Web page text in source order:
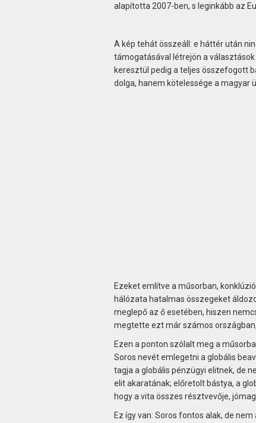
alapította 2007-ben, s leginkább az
A kép tehát összeáll: e háttér után
támogatásával létrejön a
keresztül pedig a teljes összefogott
dolga, hanem kötelessége a magyar
Ezeket említve a műsorban,
hálózata hatalmas összegeket
meglepő az ő esetében, hiszen
megtette ezt már számos
Ezen a ponton szólalt meg a
Soros nevét emlegetni a globális
tagja a globális pénzügyi elitnek, de
elit akaratának; előretolt bástya, a
hogy a vita összes résztvevője,
Ez így van: Soros fontos alak, de